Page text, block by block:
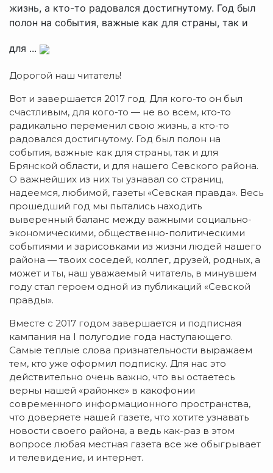
жизнь, а кто-то радовался достигнутому. Год был
полон на события, важные как для страны, так и
для ...
Дорогой наш читатель!
Вот и завершается 2017 год. Для кого-то он был
счастливым, для кого-то — не во всем, кто-то
радикально переменил свою жизнь, а кто-то
радовался достигнутому. Год был полон на
события, важные как для страны, так и для
Брянской области, и для нашего Севского района.
О важнейших из них ты узнавал со страниц,
надеемся, любимой, газеты «Севская правда». Весь
прошедший год мы пытались находить
выверенный баланс между важными социально-
экономическими, общественно-политическими
событиями и зарисовками из жизни людей нашего
района — твоих соседей, коллег, друзей, родных, а
может и ты, наш уважаемый читатель, в минувшем
году стал героем одной из публикаций «Севской
правды».
Вместе с 2017 годом завершается и подписная
кампания на I полугодие года наступающего.
Самые теплые слова признательности выражаем
тем, кто уже оформил подписку. Для нас это
действительно очень важно, что вы остаетесь
верны нашей «районке» в какофонии
современного информационного пространства,
что доверяете нашей газете, что хотите узнавать
новости своего района, а ведь как-раз в этом
вопросе любая местная газета все же обыгрывает
и телевидение, и интернет.